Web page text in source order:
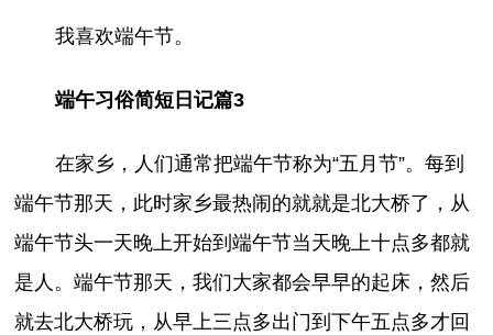
我喜欢端午节。
端午习俗简短日记篇3
在家乡，人们通常把端午节称为“五月节”。每到
端午节那天，此时家乡最热闹的就就是北大桥了，从
端午节头一天晚上开始到端午节当天晚上十点多都就
是人。端午节那天，我们大家都会早早的起床，然后
就去北大桥玩，从早上三点多出门到下午五点多才回